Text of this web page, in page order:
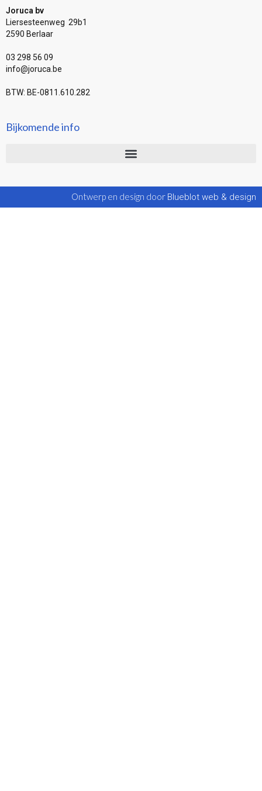
Joruca bv
Liersesteenweg 29b1
2590 Berlaar
03 298 56 09
info@joruca.be
BTW: BE-0811.610.282
Bijkomende info
Ontwerp en design door Blueblot web & design